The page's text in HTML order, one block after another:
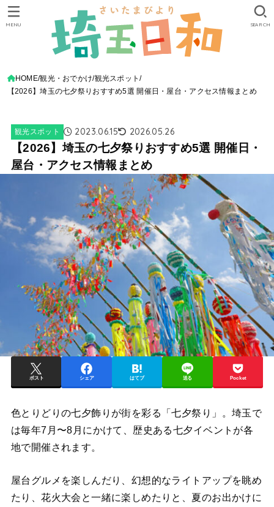
SEARCH
MENU
HOME 観光・おでかけ 観光スポット
【2026】埼玉の七夕祭りおすすめ5選 開催日・屋台・アクセス情報まとめ
観光スポット 2023.06.15 2026.05.26
【2026】埼玉の七夕祭りおすすめ5選 開催日・
屋台・アクセス情報まとめ
ポスト シェア はてブ 送る Pocket
色とりどりの七夕飾りが街を彩る「七夕祭り」。埼玉で
は毎年7月〜8月にかけて、歴史ある七夕イベントが各
地で開催されます。
屋台グルメを楽しんだり、幻想的なライトアップを眺め
たり、花火大会と一緒に楽しめたりと、夏のお出かけに